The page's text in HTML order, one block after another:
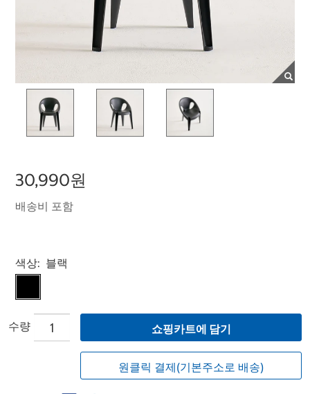
30,990원
배송비 포함
Select product
색상: 블랙
수량 쇼핑카트에 담기
원클릭 결제(기본주소로 배송)